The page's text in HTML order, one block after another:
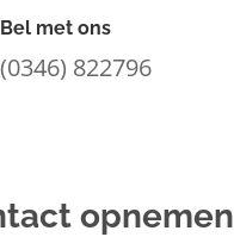
Bel met ons
(0346) 822796
opnemen